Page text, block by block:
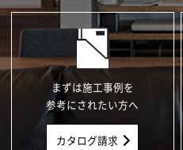
まずは施工事例を
参考にされたい方へ
カタログ請求